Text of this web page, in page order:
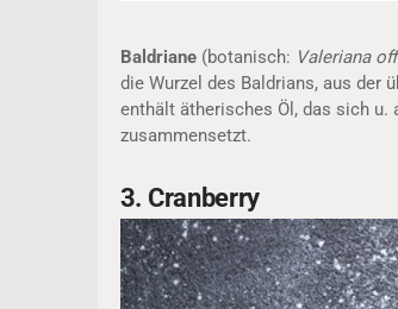
Baldriane(botanisch: Valeriana
die Wurzel des Baldrians, aus der
enthält ätherisches Öl, das sich u.
zusammensetzt.
3. Cranberry